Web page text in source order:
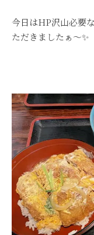
今日はHP沢山必要
ただきましたぁ～✨